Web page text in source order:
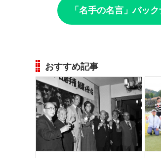
「名手の名言」バッ
おすすめ記事